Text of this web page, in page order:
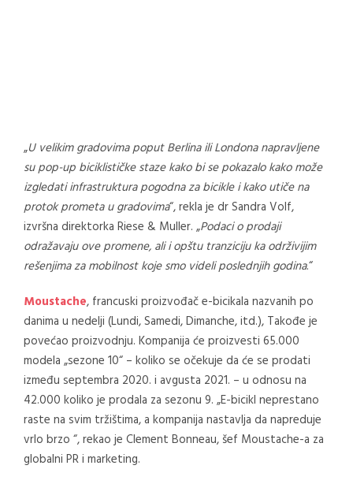
„U velikim gradovima poput Berlina ili Londona napravljene
su pop-up biciklističke staze kako bi se pokazalo kako može
izgledati infrastruktura pogodna za bicikle i kako utiče na
protok prometa u gradovima“, rekla je dr Sandra Volf,
izvršna direktorka Riese & Muller. „Podaci o prodaji
odražavaju ove promene, ali i opštu tranziciju ka održivijim
rešenjima za mobilnost koje smo videli poslednjih godina.“
Moustache, francuski proizvođač e-bicikala nazvanih po
danima u nedelji (Lundi, Samedi, Dimanche, itd.), Takođe je
povećao proizvodnju. Kompanija će proizvesti 65.000
modela „sezone 10“ – koliko se očekuje da će se prodati
između septembra 2020. i avgusta 2021. – u odnosu na
42.000 koliko je prodala za sezonu 9. „E-bicikl neprestano
raste na svim tržištima, a kompanija nastavlja da napreduje
vrlo brzo “, rekao je Clement Bonneau, šef Moustache-a za
globalni PR i marketing.